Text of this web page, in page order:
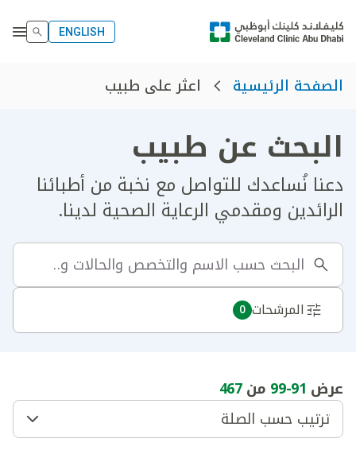
ENGLISH
الصفحة الرئيسية اعثر على طبيب
البحث عن طبيب
دعنا نُساعدك للتواصل مع نخبة من أطبائنا
الرائدين ومقدمي الرعاية الصحية لدينا.
المرشحات 0
عرض 91
-
99 من467
ترتيب حسب الصلة